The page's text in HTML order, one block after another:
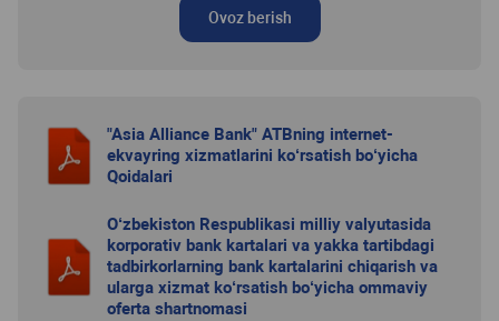
Ovoz berish
"Asia Alliance Bank" ATBning internet-
ekvayring xizmatlarini ko‘rsatish bo‘yicha
Qoidalari
O‘zbekiston Respublikasi milliy valyutasida
korporativ bank kartalari va yakka tartibdagi
tadbirkorlarning bank kartalarini chiqarish va
ularga xizmat ko‘rsatish bo‘yicha ommaviy
oferta shartnomasi